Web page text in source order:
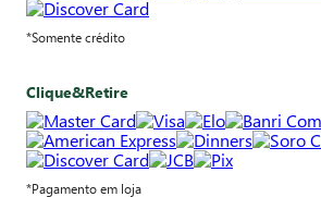
*Somente crédito
Clique&Retire
*Pagamento em loja